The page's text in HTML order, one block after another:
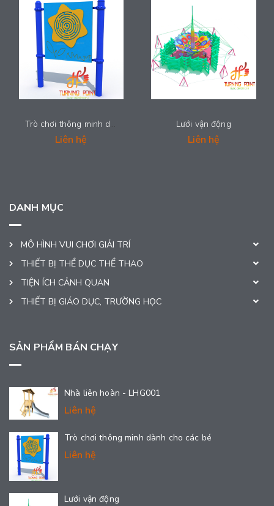
Trò chơi thông minh dành cho các bé
Liên hệ
Lưới vận động
Liên hệ
DANH MỤC
MÔ HÌNH VUI CHƠI GIẢI TRÍ
THIẾT BỊ THỂ DỤC THỂ THAO
TIỆN ÍCH CẢNH QUAN
THIẾT BỊ GIÁO DỤC, TRƯỜNG HỌC
SẢN PHẨM BÁN CHẠY
Nhà liên hoàn - LHG001
Liên hệ
Trò chơi thông minh dành cho các bé
Liên hệ
Lưới vận động